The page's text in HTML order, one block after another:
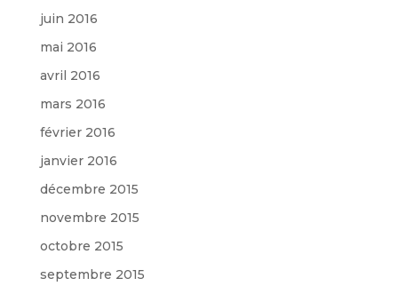
juin 2016
mai 2016
avril 2016
mars 2016
février 2016
janvier 2016
décembre 2015
novembre 2015
octobre 2015
septembre 2015